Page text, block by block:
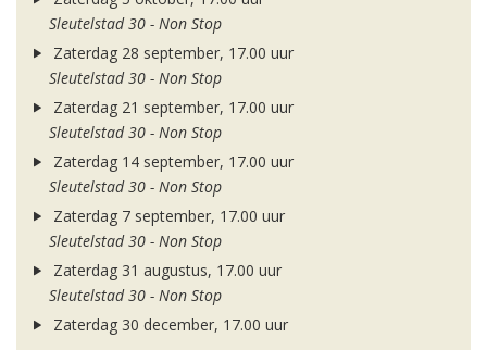
Sleutelstad 30 - Non Stop
Zaterdag 28 september, 17.00 uur
Sleutelstad 30 - Non Stop
Zaterdag 21 september, 17.00 uur
Sleutelstad 30 - Non Stop
Zaterdag 14 september, 17.00 uur
Sleutelstad 30 - Non Stop
Zaterdag 7 september, 17.00 uur
Sleutelstad 30 - Non Stop
Zaterdag 31 augustus, 17.00 uur
Sleutelstad 30 - Non Stop
Zaterdag 30 december, 17.00 uur